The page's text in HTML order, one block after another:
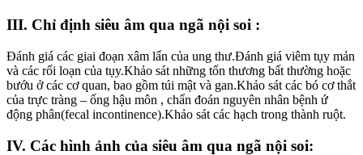
III. Chỉ định siêu âm qua ngã nội soi :
Đánh giá các giai đoạn xâm lấn của ung thư.Đánh giá viêm tụy mản
và các rối loạn của tụy.Khảo sát những tổn thương bất thường hoặc
bướu ở các cơ quan, bao gồm túi mật và gan.Khảo sát các bó cơ thắt
của trực tràng – ống hậu môn , chẩn đoán nguyên nhân bệnh ứ
động phân(fecal incontinence).Khảo sát các hạch trong thành ruột.
IV. Các hình ảnh của siêu âm qua ngã nội soi: